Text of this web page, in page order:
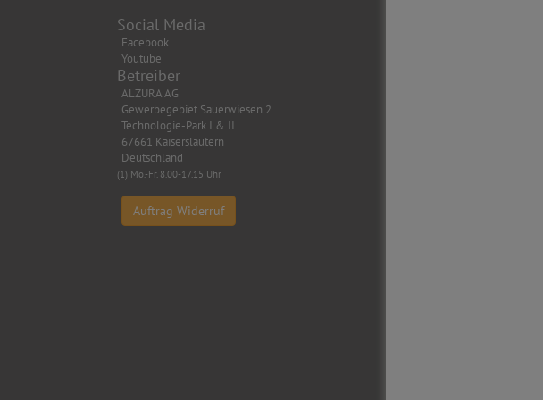
Social Media
Facebook
Youtube
Betreiber
ALZURA AG
Gewerbegebiet Sauerwiesen 2
Technologie-Park I & II
67661 Kaiserslautern
Deutschland
(1) Mo.-Fr. 8.00-17.15 Uhr
Auftrag Widerruf